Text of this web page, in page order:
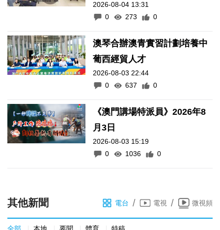
2026-08-04 13:31
0
273 0
澳琴合辦澳青實習計劃培養中
葡西經貿人才
2026-08-03 22:44
0
637 0
《澳門講場特派員》2026年8
月3日
2026-08-03 15:19
0
1036 0
其他新聞 電台 / 電視 / 微視頻